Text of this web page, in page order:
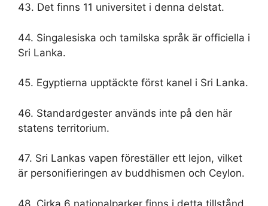
43. Det finns 11 universitet i denna delstat.
44. Singalesiska och tamilska språk är officiella i
Sri Lanka.
45. Egyptierna upptäckte först kanel i Sri Lanka.
46. Standardgester används inte på den här
statens territorium.
47. Sri Lankas vapen föreställer ett lejon, vilket
är personifieringen av buddhismen och Ceylon.
48. Cirka 6 nationalparker finns i detta tillstånd.